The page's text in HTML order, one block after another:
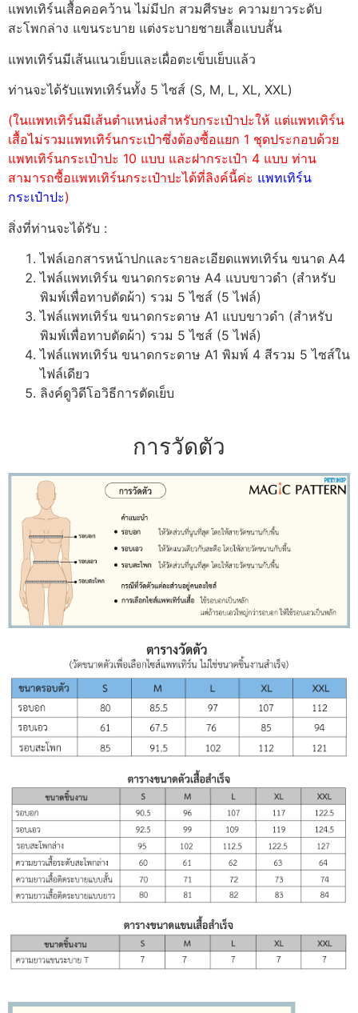
แพทเทิร์นเสื้อคอคว้าน ไม่มีปก สวมศีรษะ ความยาวระดับ
สะโพกล่าง แขนระบาย แต่งระบายชายเสื้อแบบสั้น
แพทเทิร์นมีเส้นแนวเย็บและเผื่อตะเข็บเย็บแล้ว
ท่านจะได้รับแพทเทิร์นทั้ง 5 ไซส์ (S, M, L, XL, XXL)
(ในแพทเทิร์นมีเส้นตำแหน่งสำหรับกระเป๋าปะให้ แต่แพทเทิร์น
เสื้อไม่รวมแพทเทิร์นกระเป๋าซึ่งต้องซื้อแยก 1 ชุดประกอบด้วย
แพทเทิร์นกระเป๋าปะ 10 แบบ และฝากระเป๋า 4 แบบ ท่าน
สามารถซื้อแพทเทิร์นกระเป๋าปะได้ที่ลิงค์นี้ค่ะ แพทเทิร์น
กระเป๋าปะ)
สิ่งที่ท่านจะได้รับ :
ไฟล์เอกสารหน้าปกและรายละเอียดแพทเทิร์น ขนาด A4
ไฟล์แพทเทิร์น ขนาดกระดาษ A4 แบบขาวดำ (สำหรับ
พิมพ์เพื่อทาบตัดผ้า) รวม 5 ไซส์ (5 ไฟล์)
ไฟล์แพทเทิร์น ขนาดกระดาษ A1 แบบขาวดำ (สำหรับ
พิมพ์เพื่อทาบตัดผ้า) รวม 5 ไซส์ (5 ไฟล์)
ไฟล์แพทเทิร์น ขนาดกระดาษ A1 พิมพ์ 4 สีรวม 5 ไซส์ใน
ไฟล์เดียว
ลิงค์ดูวิดีโอวิธีการตัดเย็บ
การวัดตัว